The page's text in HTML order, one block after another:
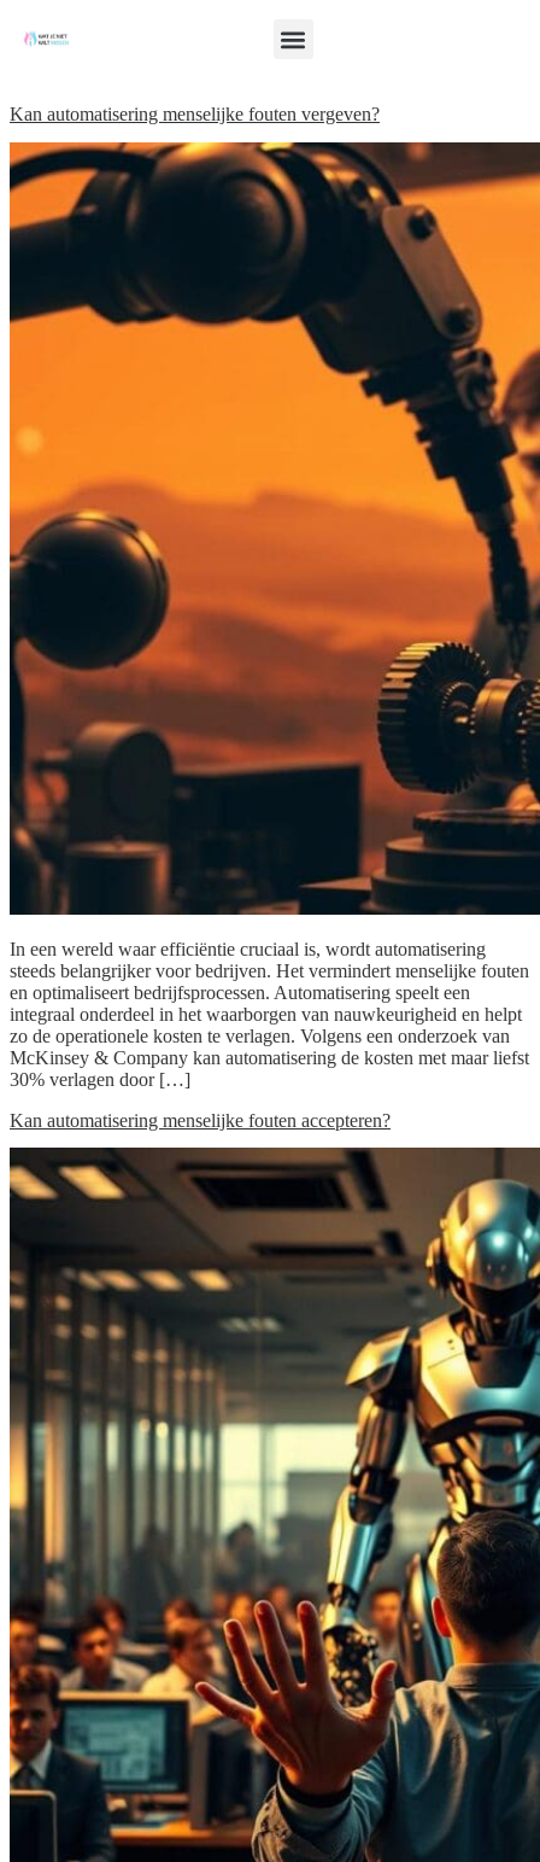
Kan automatisering menselijke fouten vergeven?
In een wereld waar efficiëntie cruciaal is, wordt automatisering
steeds belangrijker voor bedrijven. Het vermindert menselijke fouten
en optimaliseert bedrijfsprocessen. Automatisering speelt een
integraal onderdeel in het waarborgen van nauwkeurigheid en helpt
zo de operationele kosten te verlagen. Volgens een onderzoek van
McKinsey & Company kan automatisering de kosten met maar liefst
30% verlagen door […]
Kan automatisering menselijke fouten accepteren?